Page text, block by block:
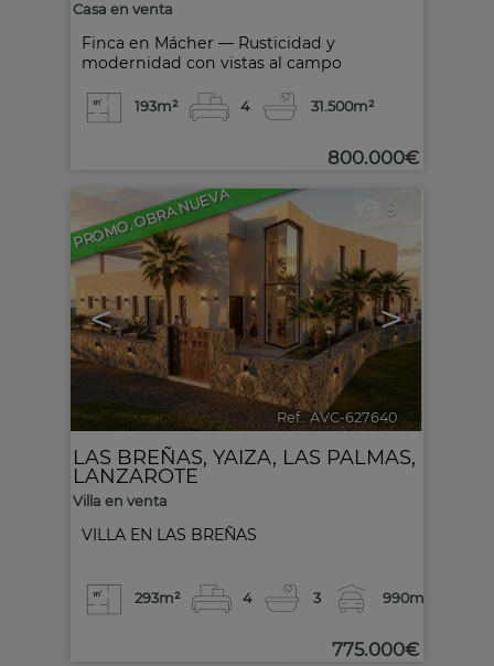
Finca en Mácher — Rusticidad y
modernidad con vistas al campo
Casa en venta
193m² 4 31.500m²
800.000€
PROMO. OBRA NUEVA
< >
9
Ref.. AVC-627640 🔗
VILLA EN LAS BREÑAS
LAS BREÑAS, YAIZA, LAS PALMAS,
LANZAROTE
Villa en venta
293m² 4 3 990m²
775.000€